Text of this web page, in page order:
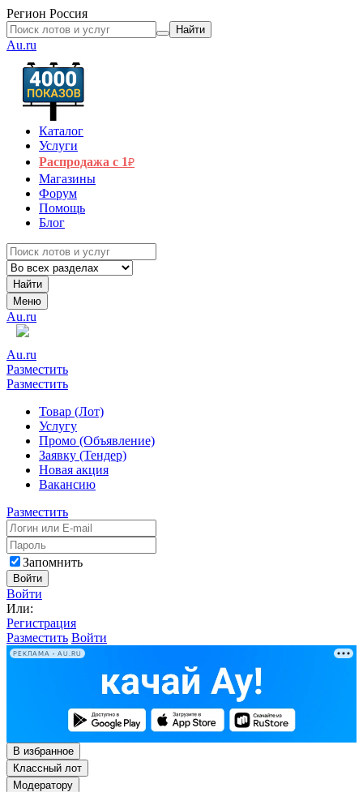
Регион Россия
Найти
Au.ru
Каталог
Услуги
Распродажа с 1₽
Магазины
Форум
Помощь
Блог
Найти
Меню
Au.ru
Au.ru
Разместить
Разместить
Товар (Лот)
Услугу
Промо (Объявление)
Заявку (Тендер)
Новая акция
Вакансию
Разместить
Запомнить
Войти
Войти
Или:
Регистрация
Разместить Войти
РЕКЛАМА • AU.RU
В избранное
Классный лот
Модератору